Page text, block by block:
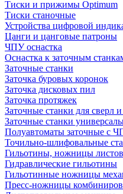
Тиски и прижимы Optimum
Тиски станочные
Устройства цифровой
Цанги и цанговые патроны
ЧПУ оснастка
Оснастка к заточным
Заточные станки
Заточка буровых коронок
Заточка дисковых пил
Заточка протяжек
Заточные станки для сверл
Заточные станки
Полуавтоматы заточные с
Точильно-шлифовальные
Гильотины, ножницы
Гидравлические гильотины
Гильотинные ножницы
Пресс-ножницы